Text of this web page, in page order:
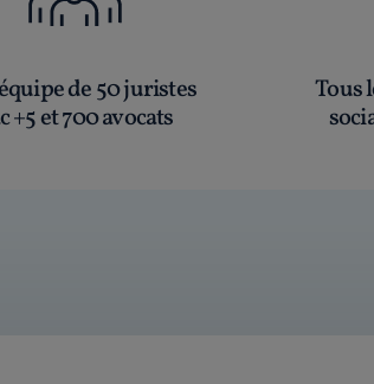
de 50 juristes
+5 et 700 avocats
Tous